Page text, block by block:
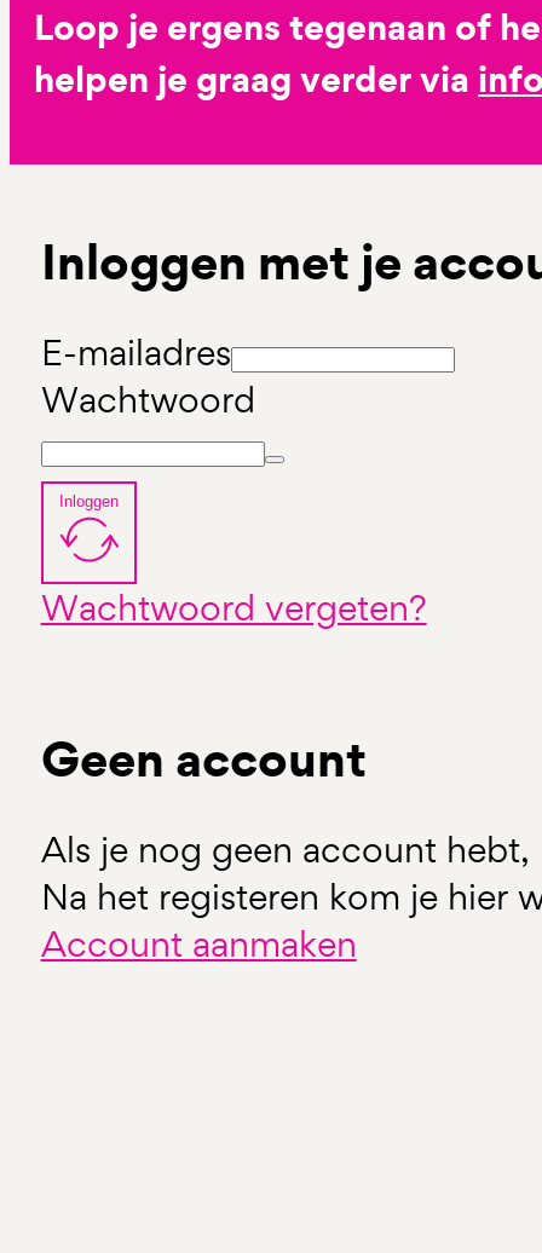
Loop je ergens tegenaan of
helpen je graag verder via
Inloggen met je
E-mailadres
Wachtwoord
Inloggen
Wachtwoord vergeten?
Geen account
Als je nog geen account hebt,
Na het registeren kom je hier
Account aanmaken